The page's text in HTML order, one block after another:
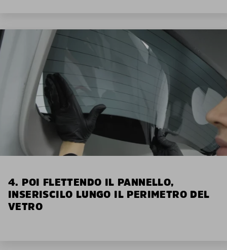
4. POI FLETTENDO IL PANNELLO,
INSERISCILO LUNGO IL PERIMETRO DEL
VETRO